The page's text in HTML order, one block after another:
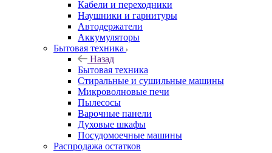
Кабели и переходники
Наушники и гарнитуры
Автодержатели
Аккумуляторы
Бытовая техника
Назад
Бытовая техника
Стиральные и сушильные машины
Микроволновые печи
Пылесосы
Варочные панели
Духовые шкафы
Посудомоечные машины
Распродажа остатков